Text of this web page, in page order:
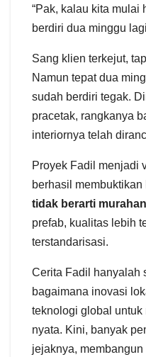
“Pak, kalau kita mulai
berdiri dua minggu
Sang klien terkejut,
Namun tepat dua
sudah berdiri tegak.
pracetak, rangkanya
interiornya telah
Proyek Fadil menjadi
berhasil membuktikan
tidak berarti
prefab, kualitas lebih
terstandarisasi.
Cerita Fadil hanyalah
bagaimana inovasi
teknologi global
nyata. Kini, banyak
jejaknya,